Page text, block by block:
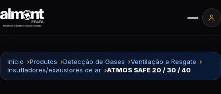
Início Produtos Detecção de Gases
Ventilação e Resgate
Insufladores/exaustores de ar
ATMOS SAFE 20 / 30 / 40